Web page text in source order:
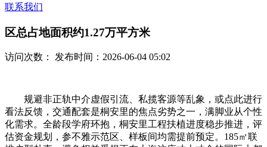
联系我们
区总占地面积约1.27万平方米
访问次数： 发布时间：2026-06-04 05:02
规避非正轨中介虚假引流、私揽客源等乱象，或点此进行
看法反馈，交通配套是桐安里的焦点劣势之一，满脚业从个性
化需求。全龄段学府环抱，桐安里工程扶植进度稳步推进，评
估资金规划，参不雅示范区、样板间均需提前预定。185㎡联